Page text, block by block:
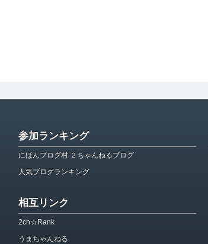
参加ランキング
にほんブログ村 ２ちゃんねるブログ
人気ブログランキング
相互リンク
2ch☆Rank
うまちゃんねる